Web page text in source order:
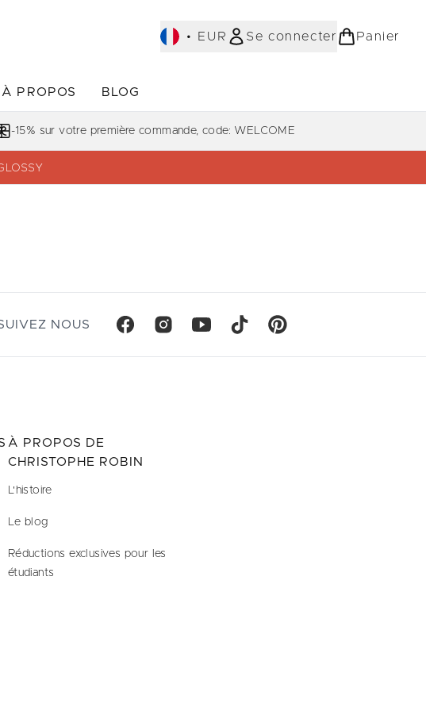
• EUR Se connecter Panier
Accédez au sous-menu (BEST-SELLERS) Accédez au sous-menu (COLLECTIONS)
À PROPOS BLOG
-15% sur votre première commande, code: WELCOME
NOUS
À PROPOS DE
CHRISTOPHE ROBIN
L'histoire
Le blog
Réductions exclusives pour les
étudiants